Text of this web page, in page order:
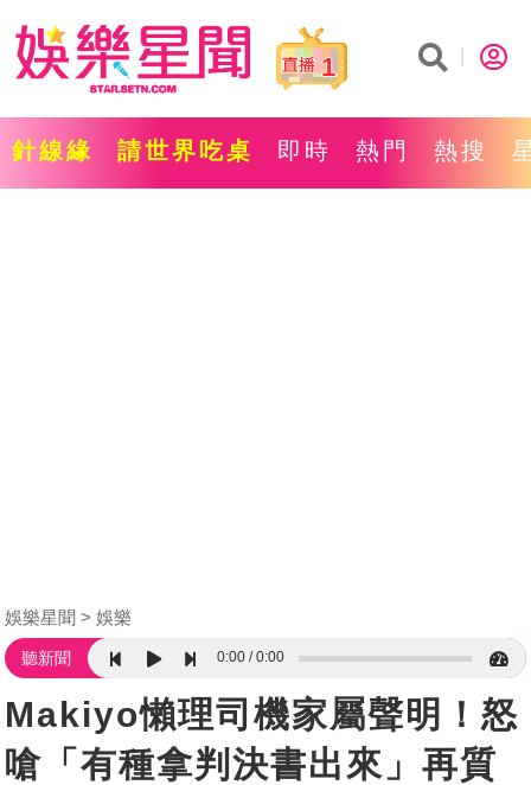
1
針線緣 請世界吃桌 即時 熱門 熱搜
娛樂星聞 娛樂
聽新聞 0:00 0:00
Makiyo懶理司機家屬聲明！怒
嗆「有種拿判決書出來」再質